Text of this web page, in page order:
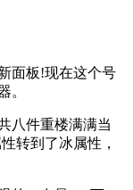
面板!现在这个号
。
八件重楼满满当
转到了冰属性，